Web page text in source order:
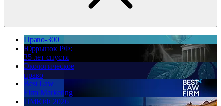
Право-300
Юррынок РФ:
35 лет спустя
Экологическое
право
Best Law
Firm Marketing
ПМЮФ 2026